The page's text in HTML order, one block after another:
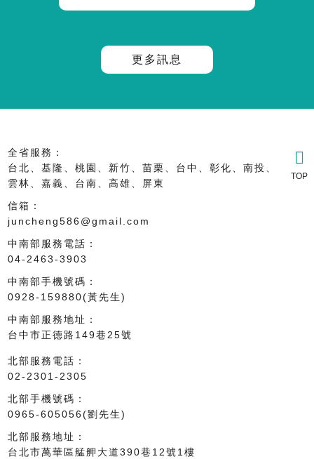
更多訊息
全省服務：
台北、基隆、桃園、新竹、苗栗、台中、彰化、南投、
雲林、嘉義、台南、高雄、屏東
信箱：
juncheng586@gmail.com
中南部服務電話：
04-2463-3903
中南部手機號碼：
0928-159880(黃先生)
中南部服務地址：
台中市正德路149巷25號
北部服務電話：
02-2301-2305
北部手機號碼：
0965-605056(劉先生)
北部服務地址：
台北市萬華區艋舺大道390巷12號1樓
TOP